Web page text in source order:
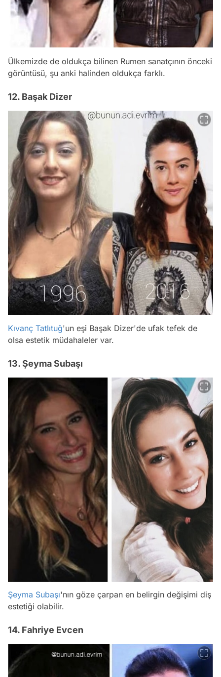
Ülkemizde de oldukça bilinen Rumen sanatçının önceki
görüntüsü, şu anki halinden oldukça farklı.
12. Başak Dizer
Kıvanç Tatlıtuğ'un eşi Başak Dizer'de ufak tefek de
olsa estetik müdahaleler var.
13. Şeyma Subaşı
Şeyma Subaşı'nın göze çarpan en belirgin değişimi diş
estetiği olabilir.
14. Fahriye Evcen